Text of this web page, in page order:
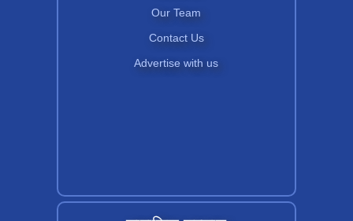
Our Team
Contact Us
Advertise with us